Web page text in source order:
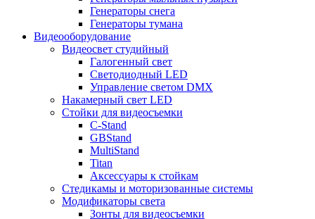
Генераторы снега
Генераторы тумана
Видеооборудование
Видеосвет студийный
Галогенный свет
Светодиодный LED
Управление светом DMX
Накамерный свет LED
Стойки для видеосъемки
C-Stand
GBStand
MultiStand
Titan
Аксессуары к стойкам
Стедикамы и моторизованные системы
Модификаторы света
Зонты для видеосъемки